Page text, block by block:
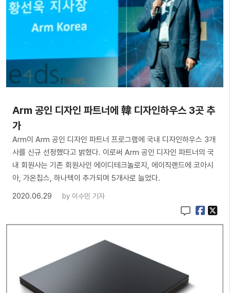
Arm 공인 디자인 파트너에 韓 디자인하우스 3곳 추
가
Arm이 Arm 공인 디자인 파트너 프로그램에 국내 디자인하우스 3개
사를 신규 선정했다고 밝혔다. 이로써 Arm 공인 디자인 파트너의 국
내 회원사는 기존 회원사인 에이디테크놀로지, 에이직랜드에 코아시
아, 가온칩스, 하나텍이 추가되며 5개사로 늘었다.
2020.06.29
by 이수민 기자